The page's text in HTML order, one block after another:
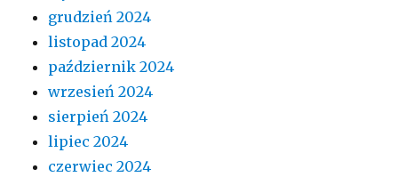
grudzień 2024
listopad 2024
październik 2024
wrzesień 2024
sierpień 2024
lipiec 2024
czerwiec 2024